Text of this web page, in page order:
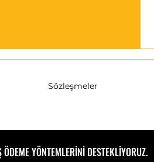
Sözleşmeler
ÖDEME YÖNTEMLERİNİ DESTEKLİYORUZ.